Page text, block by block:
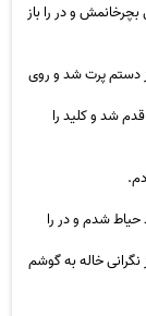
و در را باز
از دستم پرت شد و روی
شد و کلید را
حیاط شدم و در را
خاله به گوشم